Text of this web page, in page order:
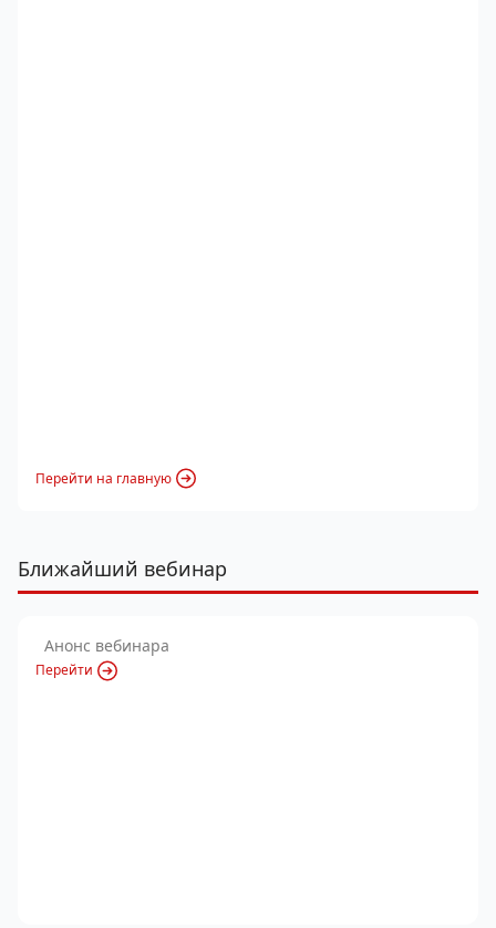
Перейти на главную
Ближайший вебинар
Анонс вебинара
Перейти